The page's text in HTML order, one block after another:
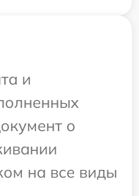
и
о
на все виды